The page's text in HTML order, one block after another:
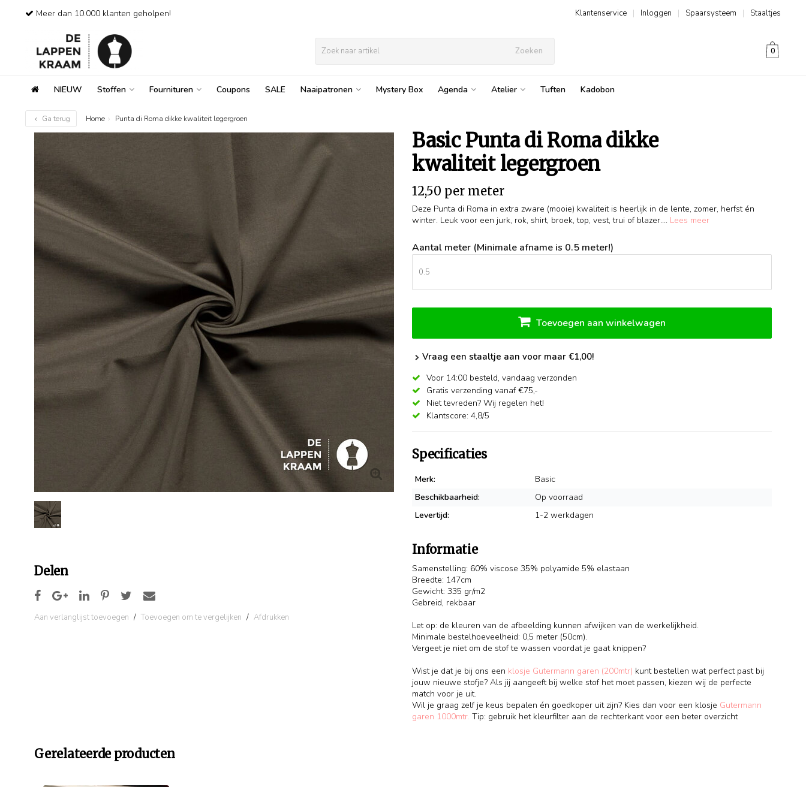
Meer dan 10.000 klanten geholpen! Staaltjes
|
Spaarsysteem
|
Inloggen
|
Klantenservice
Zoeken 0
NIEUW Stoffen Fournituren Coupons SALE Naaipatronen Mystery Box Agenda Atelier Tuften Kadobon
Ga terug Home Punta di Roma dikke kwaliteit legergroen
Delen
Aan verlanglijst toevoegen / Toevoegen om te vergelijken / Afdrukken
Basic Punta di Roma dikke
kwaliteit legergroen
12,50 per meter
Deze Punta di Roma in extra zware (mooie) kwaliteit is heerlijk in de lente, zomer, herfst én
winter. Leuk voor een jurk, rok, shirt, broek, top, vest, trui of blazer.... Lees meer
Aantal meter (Minimale afname is 0.5 meter!)
Toevoegen aan winkelwagen
Vraag een staaltje aan voor maar €1,00!
Voor 14:00 besteld, vandaag verzonden
Gratis verzending vanaf €75,-
Niet tevreden? Wij regelen het!
Klantscore: 4,8/5
Specificaties
Merk:
Basic
Beschikbaarheid:
Op voorraad
Levertijd:
1-2 werkdagen
Informatie
Samenstelling: 60% viscose 35% polyamide 5% elastaan
Breedte: 147cm
Gewicht: 335 gr/m2
Gebreid, rekbaar
Let op: de kleuren van de afbeelding kunnen afwijken van de werkelijkheid.
Minimale bestelhoeveelheid: 0,5 meter (50cm).
Vergeet je niet om de stof te wassen voordat je gaat knippen?
Wist je dat je bij ons een klosje Gutermann garen (200mtr) kunt bestellen wat perfect past bij
jouw nieuwe stofje? Als jij aangeeft bij welke stof het moet passen, kiezen wij de perfecte
match voor je uit.
Wil je graag zelf je keus bepalen én goedkoper uit zijn? Kies dan voor een klosje Gutermann
garen 1000mtr. Tip: gebruik het kleurfilter aan de rechterkant voor een beter overzicht
Gerelateerde producten